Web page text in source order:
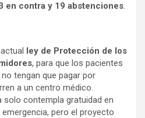
en contra y 19 abstenciones.
ley de Protección de los
, para que los pacientes
tengan que pagar por
a un centro médico.
solo contempla gratuidad en
pero el proyecto